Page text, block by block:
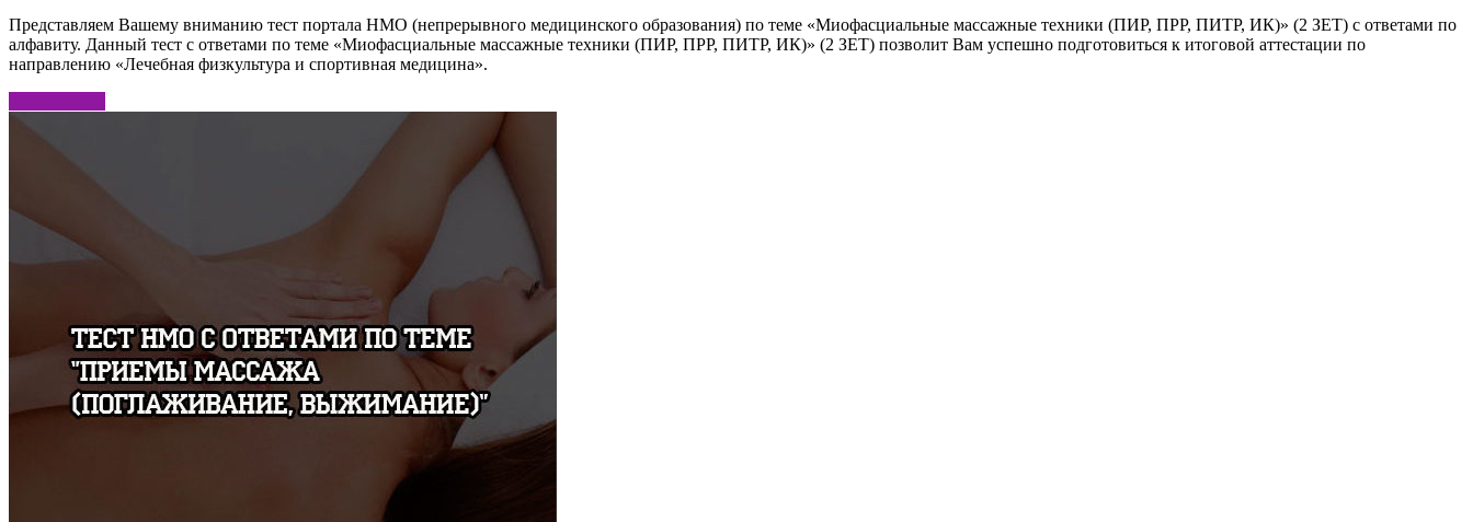
Представляем Вашему вниманию тест портала НМО (непрерывного медицинского образования) по теме «Миофасциальные массажные техники (ПИР, ПРР, ПИТР, ИК)» (2 ЗЕТ) с ответами по
алфавиту. Данный тест с ответами по теме «Миофасциальные массажные техники (ПИР, ПРР, ПИТР, ИК)» (2 ЗЕТ) позволит Вам успешно подготовиться к итоговой аттестации по
направлению «Лечебная физкультура и спортивная медицина».